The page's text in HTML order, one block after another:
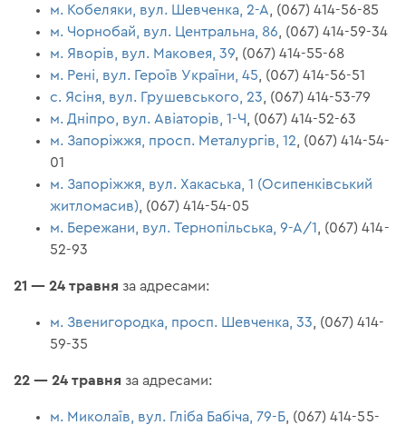
м. Кобеляки, вул. Шевченка, 2-А , (067) 414-56-85
м. Чорнобай, вул. Центральна, 86 , (067) 414-59-34
м. Яворів, вул. Маковея, 39 , (067) 414-55-68
м. Рені, вул. Героїв України, 45 , (067) 414-56-51
с. Ясіня, вул. Грушевського, 23 , (067) 414-53-79
м. Дніпро, вул. Авіаторів, 1-Ч
, (067) 414-52-63
м. Запоріжжя, просп. Металургів, 12 , (067) 414-54-
01
м. Запоріжжя, вул. Хакаська, 1 (Осипенківський
житломасив) , (067) 414-54-05
м. Бережани, вул. Тернопільська, 9-А/1
, (067) 414-
52-93
21 — 24 травня за адресами:
м. Звенигородка, просп. Шевченка, 33 , (067) 414-
59-35
22 — 24 травня за адресами:
м. Миколаїв, вул. Гліба Бабіча, 79-Б , (067) 414-55-